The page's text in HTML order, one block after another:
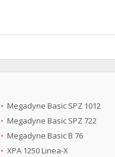
Megadyne Basic SPZ 1012
Megadyne Basic SPZ 722
Megadyne Basic B 76
XPA 1250 Linea-X